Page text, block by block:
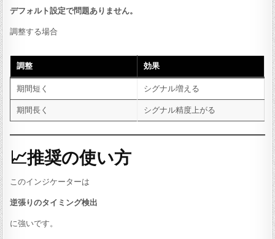
デフォルト設定で問題ありません。
調整する場合
調整 効果
期間短く シグナル増える
期間長く シグナル精度上がる
📈推奨の使い方
このインジケーターは
逆張りのタイミング検出
に強いです。